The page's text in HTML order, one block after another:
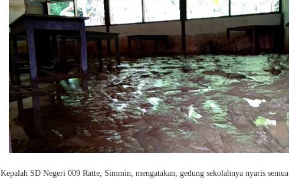
Kepalah SD Negeri 009 Ratte, Simmin, mengatakan, gedung sekolahnya nyaris semua